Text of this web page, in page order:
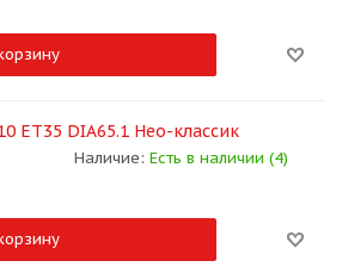
ET35 DIA65.1 Нео-классик
Наличие: Есть в наличии (4)